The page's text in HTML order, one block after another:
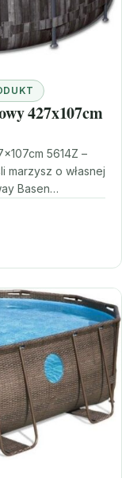
427x107cm
5614Z –
o własnej
Basen